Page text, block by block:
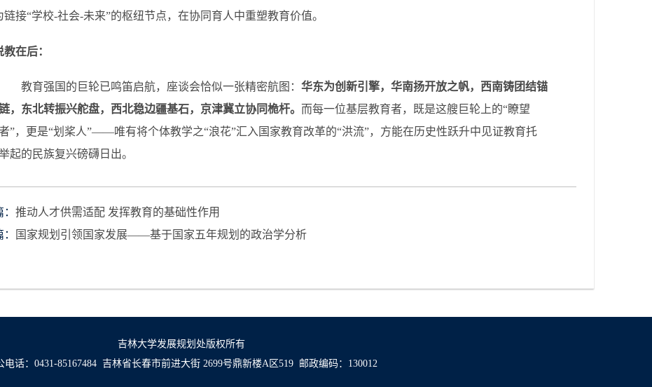
链接“学校-社会-未来”的枢纽节点，在协同育人中重塑教育价值。
教在后：
教育强国的巨轮已鸣笛启航，座谈会恰似一张精密航图： 华东为创新引擎，华南扬开放之帆，西南铸团结锚
，东北转振兴舵盘，西北稳边疆基石，京津冀立协同桅杆。 而每一位基层教育者，既是这艘巨轮上的“瞭望
”，更是“划桨人”——唯有将个体教学之“浪花”汇入国家教育改革的“洪流”，方能在历史性跃升中见证教育托
起的民族复兴磅礴日出。
推动人才供需适配 发挥教育的基础性作用
国家规划引领国家发展——基于国家五年规划的政治学分析
吉林大学发展规划处版权所有
电话：0431-85167484 吉林省长春市前进大街 2699号鼎新楼A区519 邮政编码：130012